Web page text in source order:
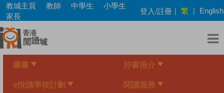
Skip
main
content
教城主頁 教師 中學生
小學生
家長
登入/註冊 | 繁 | English
圖書 好書推介
e悅讀學校計劃 閱讀服務